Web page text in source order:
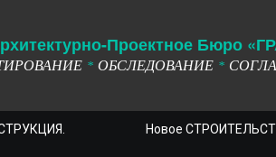
рхитектурно-Проектное Бюро
* ОБСЛЕДОВАНИЕ *
Новое